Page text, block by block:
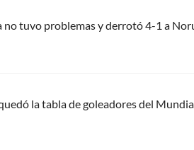
no tuvo problemas y derrotó 4-1 a
la tabla de goleadores del